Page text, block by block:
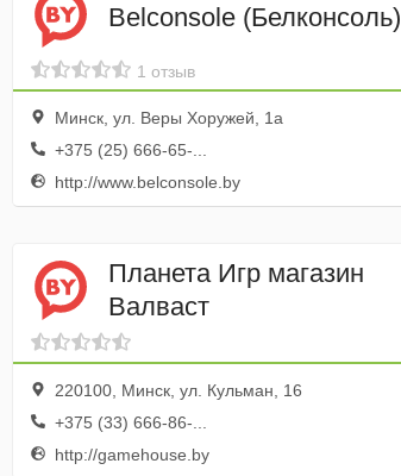
Belconsole (Белконсоль)
1 отзыв
Минск, ул. Веры Хоружей, 1a
+375 (25) 666-65-...
http://www.belconsole.by
Планета Игр магазин
Валваст
220100, Минск, ул. Кульман, 16
+375 (33) 666-86-...
http://gamehouse.by